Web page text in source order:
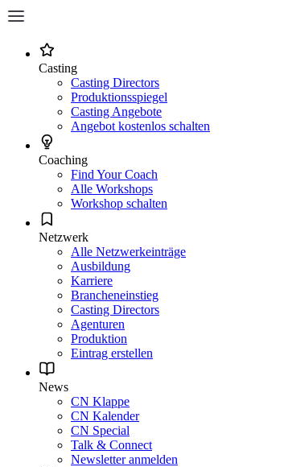
Casting
Casting Directors
Produktionsspiegel
Casting Angebote
Angebot kostenlos schalten
Coaching
Find Your Coach
Alle Workshops
Workshop schalten
Netzwerk
Alle Netzwerkeinträge
Ausbildung
Karriere
Brancheneinstieg
Casting Directors
Agenturen
Produktion
Eintrag erstellen
News
CN Klappe
CN Kalender
CN Special
Talk & Connect
Newsletter anmelden